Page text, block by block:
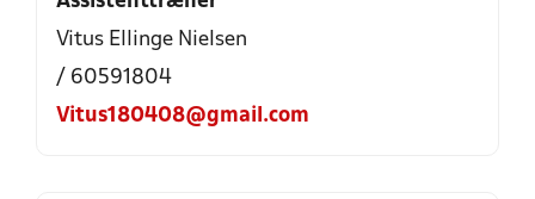
Vitus Ellinge Nielsen
/ 60591804
Vitus180408@gmail.com